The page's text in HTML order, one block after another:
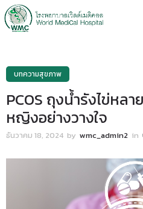
บทความสุขภาพ
PCOS ถุงน้ำรังไข่หล
หญิงอย่างวางใจ
ธันวาคม 18, 2024 by wmc_admin2 in